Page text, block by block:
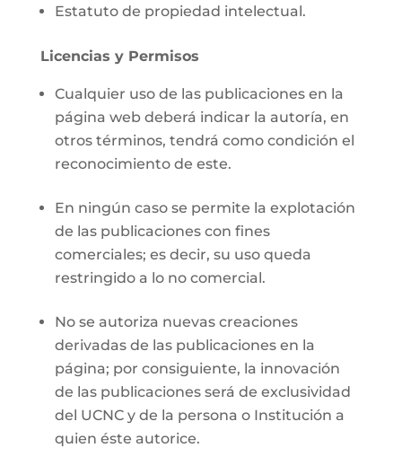
Estatuto de propiedad intelectual.
Licencias y Permisos
Cualquier uso de las publicaciones en la
página web deberá indicar la autoría, en
otros términos, tendrá como condición el
reconocimiento de este.
En ningún caso se permite la explotación
de las publicaciones con fines
comerciales; es decir, su uso queda
restringido a lo no comercial.
No se autoriza nuevas creaciones
derivadas de las publicaciones en la
página; por consiguiente, la innovación
de las publicaciones será de exclusividad
del UCNC y de la persona o Institución a
quien éste autorice.